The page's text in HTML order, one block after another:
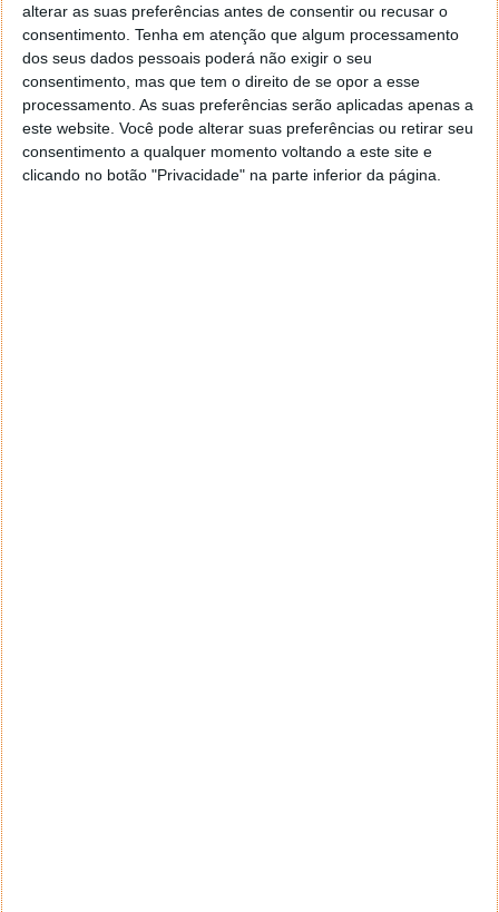
alterar as suas preferências antes de consentir ou recusar o
consentimento. Tenha em atenção que algum processamento
dos seus dados pessoais poderá não exigir o seu
consentimento, mas que tem o direito de se opor a esse
processamento. As suas preferências serão aplicadas apenas a
este website. Você pode alterar suas preferências ou retirar seu
consentimento a qualquer momento voltando a este site e
clicando no botão "Privacidade" na parte inferior da página.
A invenção chamou a atenção de especialistas e
empresas tecnológicas por demonstrar que uma
solução simples podia ajudar a reduzir
significativamente os custos de uma tecnologia
essencial para pessoas com deficiência visual.